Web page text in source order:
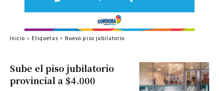
Sube el piso jubilatorio
provincial a $4.000
Inicio Etiquetas Nuevo piso jubilatorio